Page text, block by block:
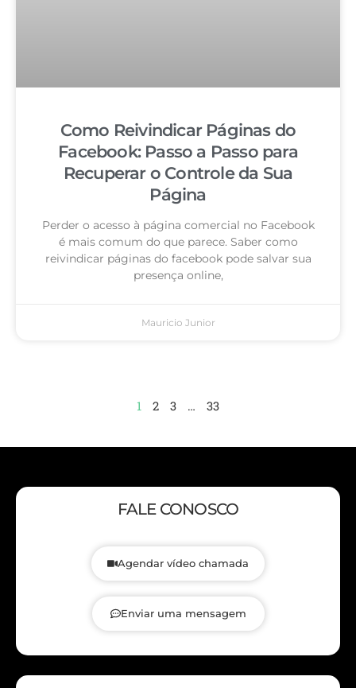
Como Reivindicar Páginas do
Facebook: Passo a Passo para
Recuperar o Controle da Sua
Página
Perder o acesso à página comercial no Facebook
é mais comum do que parece. Saber como
reivindicar páginas do facebook pode salvar sua
presença online,
Mauricio Junior
1 2 3 … 33
FALE CONOSCO
Agendar vídeo chamada
Enviar uma mensagem